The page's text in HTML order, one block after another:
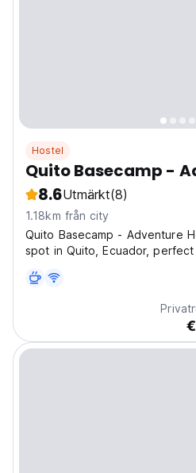
Hostel
Quito Basecamp -
8.6Utmärkt(8)
1.18km från city
Quito Basecamp - Adventure
spot in Quito, Ecuador,
and shared rooms, plus a
views of the city—ideal for